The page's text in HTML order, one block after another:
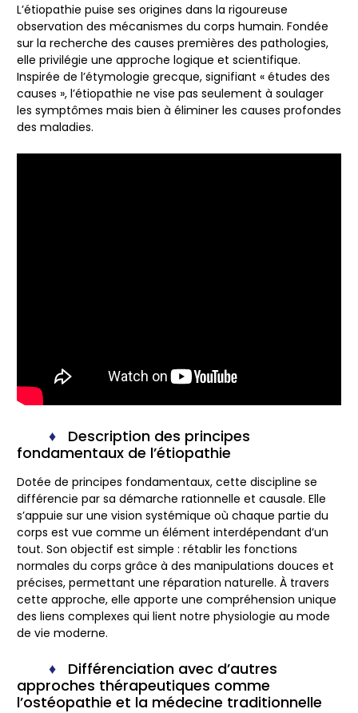
L’étiopathie puise ses origines dans la rigoureuse
observation des mécanismes du corps humain. Fondée
sur la recherche des causes premières des pathologies,
elle privilégie une approche logique et scientifique.
Inspirée de l’étymologie grecque, signifiant « études des
causes », l’étiopathie ne vise pas seulement à soulager
les symptômes mais bien à éliminer les causes profondes
des maladies.
Description des principes
fondamentaux de l’étiopathie
Dotée de principes fondamentaux, cette discipline se
différencie par sa démarche rationnelle et causale. Elle
s’appuie sur une vision systémique où chaque partie du
corps est vue comme un élément interdépendant d’un
tout. Son objectif est simple : rétablir les fonctions
normales du corps grâce à des manipulations douces et
précises, permettant une réparation naturelle. À travers
cette approche, elle apporte une compréhension unique
des liens complexes qui lient notre physiologie au mode
de vie moderne.
Différenciation avec d’autres
approches thérapeutiques comme
l’ostéopathie et la médecine traditionnelle